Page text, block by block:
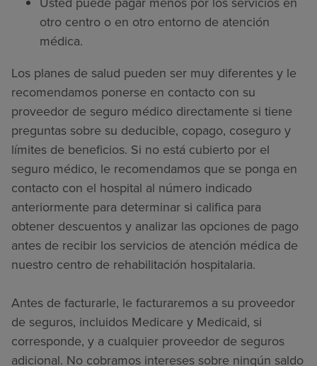
otro centro o en otro entorno de atención
médica.
Los planes de salud pueden ser muy diferentes y le
recomendamos ponerse en contacto con su
proveedor de seguro médico directamente si tiene
preguntas sobre su deducible, copago, coseguro y
límites de beneficios. Si no está cubierto por el
seguro médico, le recomendamos que se ponga en
contacto con el hospital al número indicado
anteriormente para determinar si califica para
obtener descuentos y analizar las opciones de pago
antes de recibir los servicios de atención médica de
nuestro centro de rehabilitación hospitalaria.
Antes de facturarle, le facturaremos a su proveedor
de seguros, incluidos Medicare y Medicaid, si
corresponde, y a cualquier proveedor de seguros
adicional. No cobramos intereses sobre ningún saldo